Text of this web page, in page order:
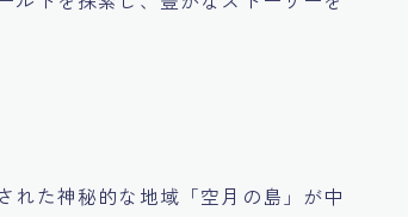
れた神秘的な地域「空月の島」が中